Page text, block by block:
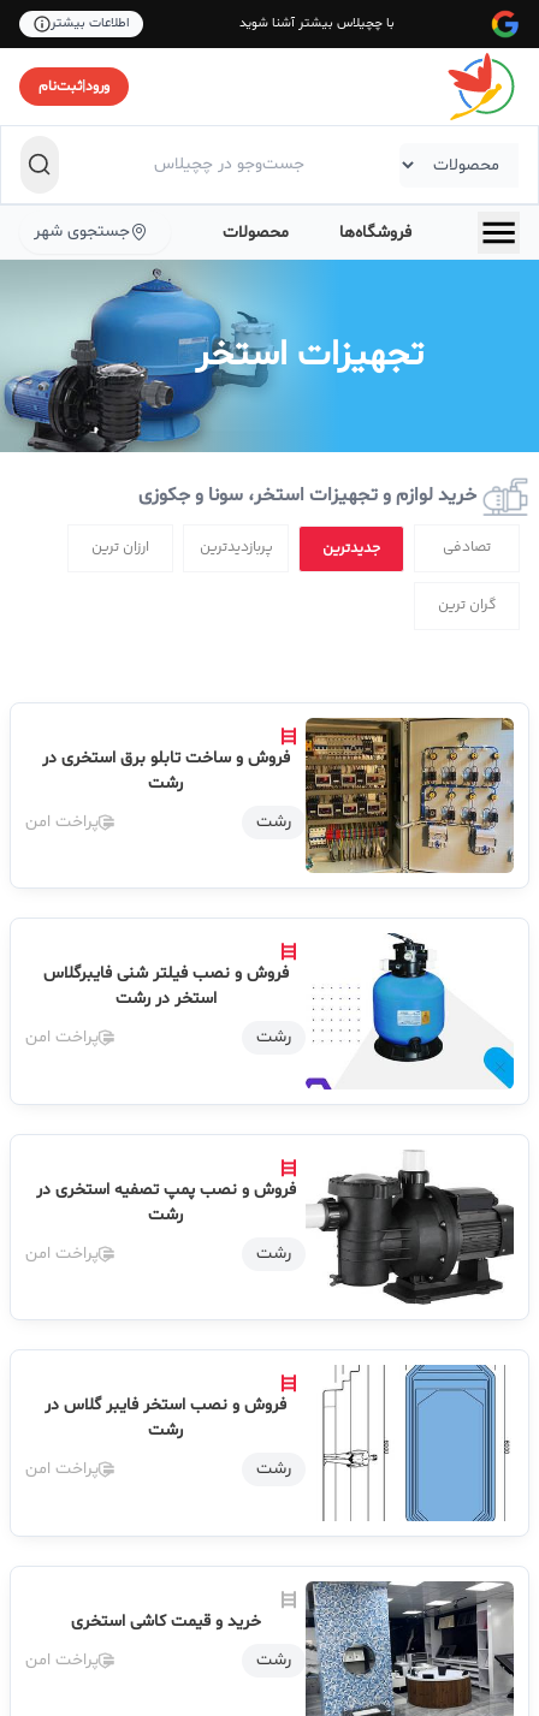
با چچیلاس بیشتر آشنا شوید اطلاعات بیشتر
ورود|ثبت‌نام
فروشگاه‌ها محصولات جستجوی شهر
تجهیزات استخر
خرید لوازم و تجهیزات استخر، سونا و جکوزی
تصادفی جدیدترین پربازدیدترین ارزان ترین
گران ترین
فروش و ساخت تابلو برق استخری در
رشت
رشت
پراخت امن
فروش و نصب فیلتر شنی فایبرگلاس
استخر در رشت
رشت
پراخت امن
فروش و نصب پمپ تصفیه استخری در
رشت
رشت
پراخت امن
فروش و نصب استخر فایبر گلاس در
رشت
رشت
پراخت امن
خرید و قیمت کاشی استخری
رشت
پراخت امن